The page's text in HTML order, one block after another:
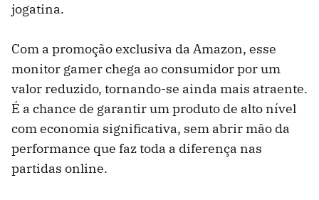
jogatina.
Com a promoção exclusiva da Amazon, esse
monitor gamer chega ao consumidor por um
valor reduzido, tornando-se ainda mais atraente.
É a chance de garantir um produto de alto nível
com economia significativa, sem abrir mão da
performance que faz toda a diferença nas
partidas online.